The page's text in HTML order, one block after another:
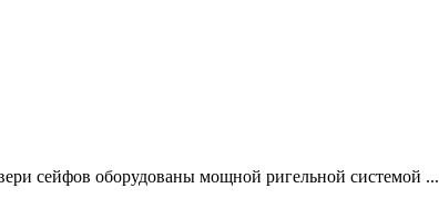
сейфов оборудованы мощной ригельной системой ...